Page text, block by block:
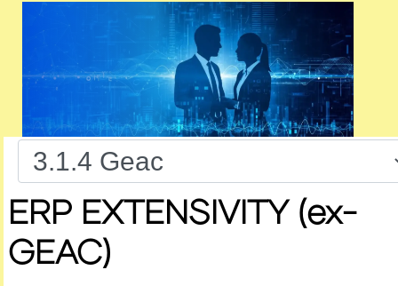
ERP EXTENSIVITY (ex-
GEAC)